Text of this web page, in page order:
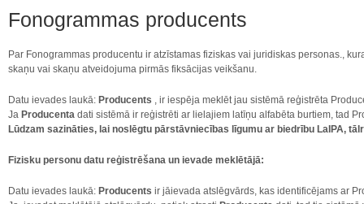
Fonogrammas producents
Par Fonogrammas producentu ir atzīstamas fiziskas vai juridiskas personas.,
skaņu vai skaņu atveidojuma pirmās fiksācijas veikšanu.
Datu ievades laukā: Producents , ir iespēja meklēt jau sistēmā reģistrēta
Ja Producenta dati sistēmā ir reģistrēti ar lielajiem latīņu alfabēta burtiem, tad
Lūdzam sazināties, lai noslēgtu pārstāvniecības līgumu ar biedrību LaIPA,
Fizisku personu datu reģistrēšana un ievade meklētājā:
Datu ievades laukā: Producents ir jāievada atslēgvārds, kas identificējams ar